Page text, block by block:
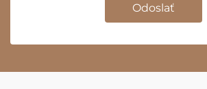
Odoslať